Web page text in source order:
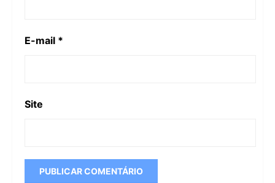
E-mail *
Site